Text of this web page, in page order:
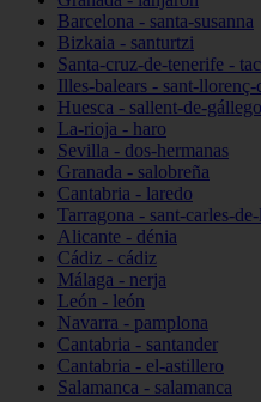
Barcelona - santa-susanna
Bizkaia - santurtzi
Santa-cruz-de-tenerife -
Illes-balears - sant-llorenç-
Huesca - sallent-de-gállego
La-rioja - haro
Sevilla - dos-hermanas
Granada - salobreña
Cantabria - laredo
Tarragona - sant-carles-
Alicante - dénia
Cádiz - cádiz
Málaga - nerja
León - león
Navarra - pamplona
Cantabria - santander
Cantabria - el-astillero
Salamanca - salamanca